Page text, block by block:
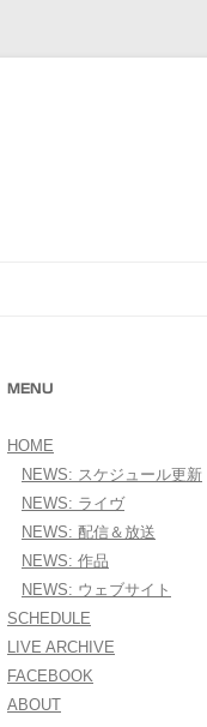
MENU
HOME
NEWS: スケジュール更新
NEWS: ライヴ
NEWS: 配信＆放送
NEWS: 作品
NEWS: ウェブサイト
SCHEDULE
LIVE ARCHIVE
FACEBOOK
ABOUT